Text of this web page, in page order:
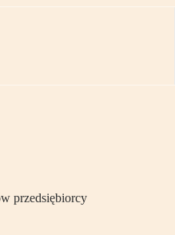
przedsiębiorcy